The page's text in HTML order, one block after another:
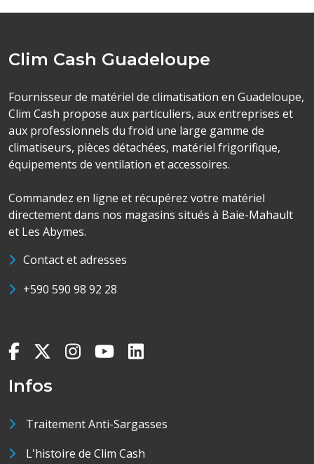
Clim Cash Guadeloupe
Fournisseur de matériel de climatisation en Guadeloupe,
Clim Cash propose aux particuliers, aux entreprises et
aux professionnels du froid une large gamme de
climatiseurs, pièces détachées, matériel frigorifique,
équipements de ventilation et accessoires.
Commandez en ligne et récupérez votre matériel
directement dans nos magasins situés à Baie-Mahault
et Les Abymes.
Contact et adresses
+590 590 98 92 28
Infos
Traitement Anti-Sargasses
L'histoire de Clim Cash